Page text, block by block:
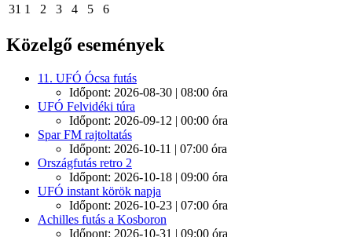
31 1 2 3 4 5 6
Közelgő események
11. UFÓ Ócsa futás
Időpont: 2026-08-30 | 08:00 óra
UFÓ Felvidéki túra
Időpont: 2026-09-12 | 00:00 óra
Spar FM rajtoltatás
Időpont: 2026-10-11 | 07:00 óra
Országfutás retro 2
Időpont: 2026-10-18 | 09:00 óra
UFÓ instant körök napja
Időpont: 2026-10-23 | 07:00 óra
Achilles futás a Kosboron
Időpont: 2026-10-31 | 09:00 óra